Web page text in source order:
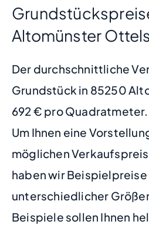
Altomünster
Der durchschnittliche
Grundstück in 85250
692 € pro Quadratmeter.
Um Ihnen eine
möglichen
haben wir
unterschiedlicher
Beispiele sollen Ihnen